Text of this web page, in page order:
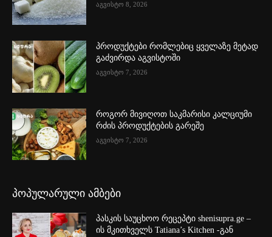
აგვისტო 8, 2026
პროდუქტები რომლებიც ყველაზე მეტად
გაძვირდა აგვისტოში
აგვისტო 7, 2026
როგორ მივიღოთ საკმარისი კალციუმი
რძის პროდუქტების გარეშე
აგვისტო 7, 2026
პოპულარული ამბები
პასკის საუცხოო რეცეპტი shenisupra.ge –
ის მკითხველს Tatiana’s Kitchen -გან